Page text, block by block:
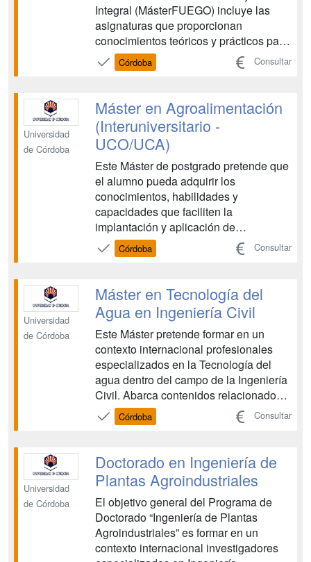
Integral (MásterFUEGO) incluye las
asignaturas que proporcionan
conocimientos teóricos y prácticos para
el desarrollo de actividades
profesionales relacionadas con los
carácter técnico del SMEIF. Asimismo,
es objeto del MásterFUEGO propor...
Córdoba Consultar
Universidad
de Córdoba
Máster en Agroalimentación
(Interuniversitario -
UCO/UCA)
Este Máster de postgrado pretende que
el alumno pueda adquirir los
conocimientos, habilidades y
capacidades que faciliten la
implantación y aplicación de
tecnologías avanzadas en el sector
agroalimentario, así como la gestión
productos agroalimentarios, realizando
buenas prácticas de producción,
respetando el m...
Córdoba Consultar
Universidad
de Córdoba
Máster en Tecnología del
Agua en Ingeniería Civil
Este Máster pretende formar en un
contexto internacional profesionales
especializados en la Tecnología del
agua dentro del campo de la Ingeniería
Civil. Abarca contenidos relacionados
con la Gestión del agua, la Tecnología
de Recursos Hídricos y la Gestión
diferenciador esencial es su enfoque
orientado a la Ingeni...
Córdoba Consultar
Universidad
de Córdoba
Doctorado en Ingeniería de
Plantas Agroindustriales
El objetivo general del Programa de
Doctorado “Ingeniería de Plantas
Agroindustriales” es formar en un
contexto internacional investigadores